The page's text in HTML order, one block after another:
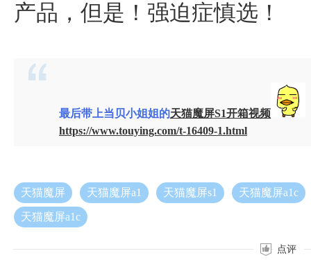
产品，但是！强迫症慎选！
最后带上当贝小姐姐的天猫魔屏S1开箱视频
https://www.touying.com/t-16409-1.html
天猫魔屏 天猫魔屏a1 天猫魔屏s1 天猫魔屏a1c
天猫魔屏a1c
点评